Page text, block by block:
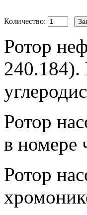
Количество:
Ротор
240.184).
Ротор
в номере
Ротор